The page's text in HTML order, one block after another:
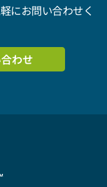
にお問い合わせく
わせ